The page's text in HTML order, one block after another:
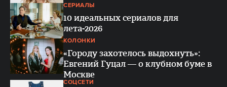
СЕРИАЛЫ
10 идеальных сериалов для
лета-2026
КОЛОНКИ
«Городу захотелось выдохнуть»:
Евгений Гуцал — о клубном буме в
Москве
СОЦСЕТИ